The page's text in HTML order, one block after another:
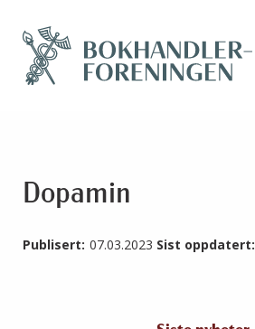
Dopamin
Publisert: 07.03.2023 Sist oppdatert: